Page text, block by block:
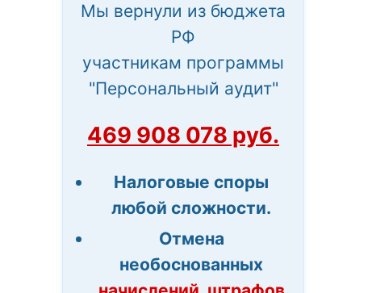
Мы вернули из бюджета
РФ
участникам программы
"Персональный аудит"
469 908 078 руб.
Налоговые споры
любой сложности.
Отмена
необоснованных